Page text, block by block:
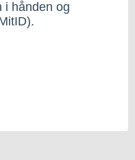
i hånden og